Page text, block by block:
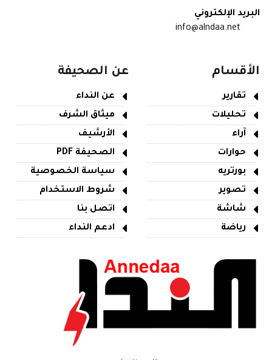
البريد الإلكتروني
info@alndaa.net
الأقسام
تقارير
تحليلات
آراء
حوارات
بورتريه
تصوير
شاشة
رياضة
عن الصحيفة
عن النداء
ميثاق الشرف
الأرشيف
الصحيفة PDF
سياسة الخصوصية
شروط الاستخدام
اتصل بنا
ادعم النداء